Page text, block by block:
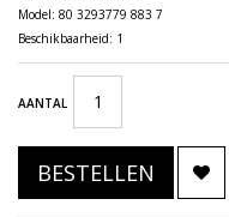
Model: 80 3293779 883 7
Beschikbaarheid: 1
AANTAL
BESTELLEN